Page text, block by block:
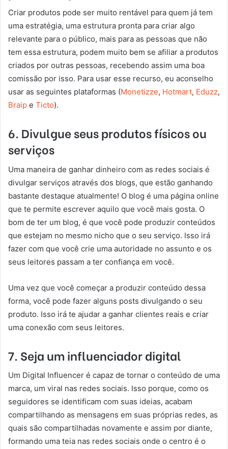
Criar produtos pode ser muito rentável para quem já tem
uma estratégia, uma estrutura pronta para criar algo
relevante para o público, mais para as pessoas que não
tem essa estrutura, podem muito bem se afiliar a produtos
criados por outras pessoas, recebendo assim uma boa
comissão por isso. Para usar esse recurso, eu aconselho
usar as seguintes plataformas (Monetizze, Hotmart, Eduzz,
Braip e Ticto).
6. Divulgue seus produtos físicos ou
serviços
Uma maneira de ganhar dinheiro com as redes sociais é
divulgar serviços através dos blogs, que estão ganhando
bastante destaque atualmente! O blog é uma página online
que te permite escrever aquilo que você mais gosta. O
bom de ter um blog, é que você pode produzir conteúdos
que estejam no mesmo nicho que o seu serviço. Isso irá
fazer com que você crie uma autoridade no assunto e os
seus leitores passam a ter confiança em você.
Uma vez que você começar a produzir conteúdo dessa
forma, você pode fazer alguns posts divulgando o seu
produto. Isso irá te ajudar a ganhar clientes reais e criar
uma conexão com seus leitores.
7. Seja um influenciador digital
Um Digital Influencer é capaz de tornar o conteúdo de uma
marca, um viral nas redes sociais. Isso porque, como os
seguidores se identificam com suas ideias, acabam
compartilhando as mensagens em suas próprias redes, as
quais são compartilhadas novamente e assim por diante,
formando uma teia nas redes sociais onde o centro é o